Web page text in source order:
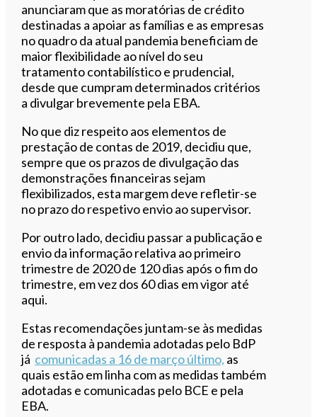
anunciaram que as moratórias de crédito
destinadas a apoiar as famílias e as empresas
no quadro da atual pandemia beneficiam de
maior flexibilidade ao nível do seu
tratamento contabilístico e prudencial,
desde que cumpram determinados critérios
a divulgar brevemente pela EBA.
No que diz respeito aos elementos de
prestação de contas de 2019, decidiu que,
sempre que os prazos de divulgação das
demonstrações financeiras sejam
flexibilizados, esta margem deve refletir-se
no prazo do respetivo envio ao supervisor.
Por outro lado, decidiu passar a publicação e
envio da informação relativa ao primeiro
trimestre de 2020 de 120 dias após o fim do
trimestre, em vez dos 60 dias em vigor até
aqui.
Estas recomendações juntam-se às medidas
de resposta à pandemia adotadas pelo BdP
já comunicadas a 16 de março último, as
quais estão em linha com as medidas também
adotadas e comunicadas pelo BCE e pela
EBA.